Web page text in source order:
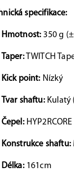
specifikace:
Hmotnost: 350 g
Taper:TWITCH
Kick point: Nízký
Tvar shaftu:Kulatý
Čepel:
Konstrukce shaftu:
Délka: 161cm